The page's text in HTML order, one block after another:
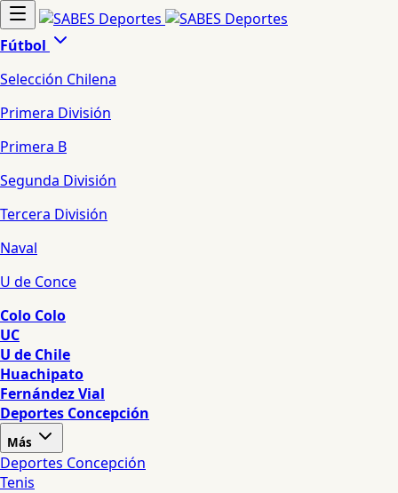
Fútbol
Selección Chilena
Primera División
Primera B
Segunda División
Tercera División
Naval
U de Conce
Colo Colo
UC
U de Chile
Huachipato
Fernández Vial
Deportes Concepción
Más
Deportes Concepción
Tenis